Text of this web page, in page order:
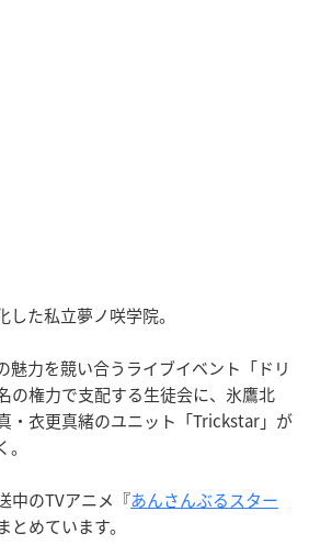
た私立夢ノ咲学院。
魅力を競い合うライブイベント「ドリ
の権力で支配する生徒会に、氷鷹北
・衣更真緒のユニット「Trickstar」が
中のTVアニメ『あんさんぶるスター
めています。